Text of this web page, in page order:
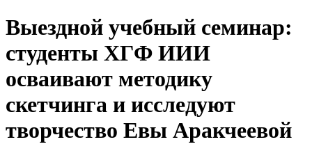
Выездной учебный семинар:
студенты ХГФ ИИИ
осваивают методику
скетчинга и исследуют
творчество Евы Аракчеевой